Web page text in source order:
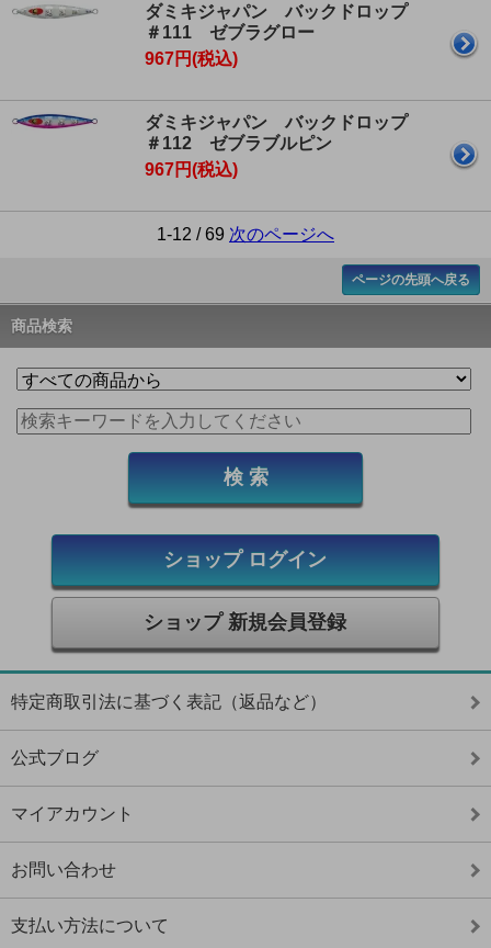
ダミキジャパン バックドロップ
＃111 ゼブラグロー
967円(税込)
ダミキジャパン バックドロップ
＃112 ゼブラブルピン
967円(税込)
1-12 / 69 次のページへ
ページの先頭へ戻る
商品検索
ショップ ログイン
ショップ 新規会員登録
特定商取引法に基づく表記（返品など）
公式ブログ
マイアカウント
お問い合わせ
支払い方法について